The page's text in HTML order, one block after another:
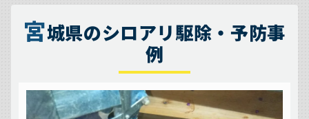
宮城県のシロアリ駆除・予防事
例